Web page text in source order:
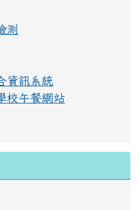
測
資訊系統
校午餐網站